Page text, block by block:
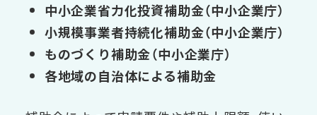
中小企業省力化投資補助金（中小企業庁）
小規模事業者持続化補助金（中小企業庁）
ものづくり補助金（中小企業庁）
各地域の自治体による補助金